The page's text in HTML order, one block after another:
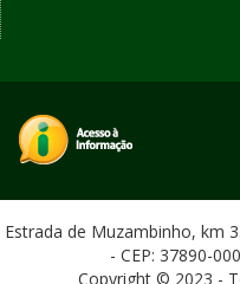
Estrada de Muzambinho, km
- CEP: 37890-
Copyright © 2023 -